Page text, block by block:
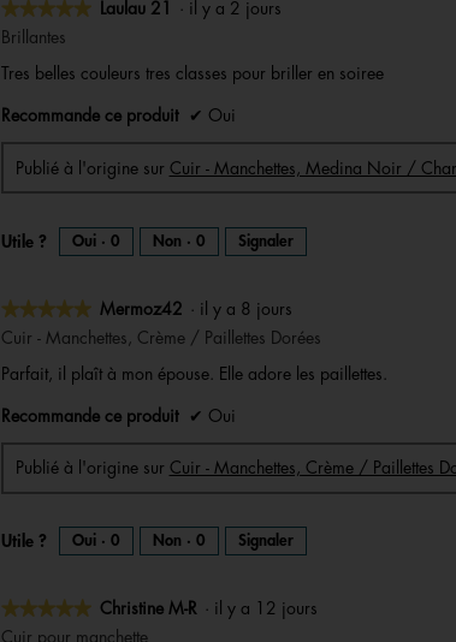
★★★★★
★★★★★
5
5
étoiles.
Laulau 21 · il y a 2 jours
Brillantes
Tres belles couleurs tres classes pour briller en soiree
Recommande ce produit ✔ Oui
Publié à l'origine sur Cuir - Manchettes, Medina Noir /
Utile ? Oui · 0 Non · 0 Signaler
★★★★★
★★★★★
5
5
Mermoz42 · il y a 8 jours
Cuir - Manchettes, Crème / Paillettes Dorées
Parfait, il plaît à mon épouse. Elle adore les paillettes.
Recommande ce produit ✔ Oui
Publié à l'origine sur Cuir - Manchettes, Crème / Paillettes
Utile ? Oui · 0 Non · 0 Signaler
★★★★★
★★★★★
5
Christine M-R · il y a 12 jours
Cuir pour manchette